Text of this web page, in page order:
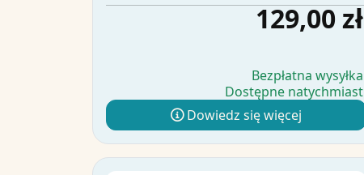
129,00 zł
Bezpłatna wysyłka
Dostępne natychmiast
Dowiedz się więcej